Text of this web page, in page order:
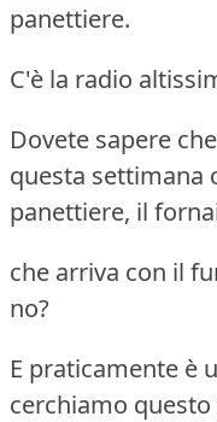
panettiere.
C'è la radio
Dovete sapere
questa settimana
panettiere, il
che arriva con il
no?
E praticamente è
cerchiamo